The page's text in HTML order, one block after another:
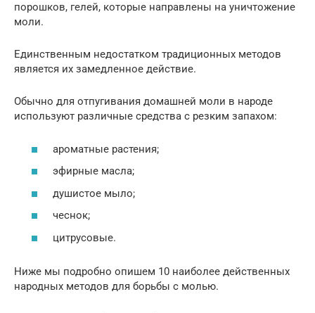
порошков, гелей, которые направлены на уничтожение
моли.
Единственным недостатком традиционных методов
является их замедленное действие.
Обычно для отпугивания домашней моли в народе
используют различные средства с резким запахом:
ароматные растения;
эфирные масла;
душистое мыло;
чеснок;
цитрусовые.
Ниже мы подробно опишем 10 наиболее действенных
народных методов для борьбы с молью.